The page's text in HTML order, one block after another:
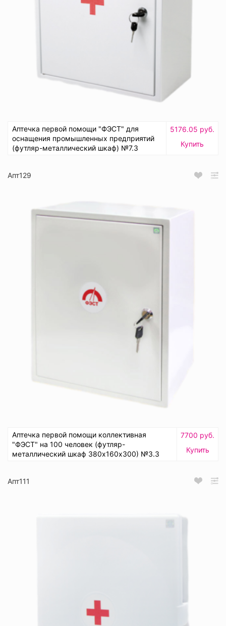
Аптечка первой помощи "ФЭСТ" для
оснащения промышленных предприятий
(футляр-металлический шкаф) №7.3
5176.05 руб.
Купить
Апт129
Аптечка первой помощи коллективная
"ФЭСТ" на 100 человек (футляр-
металлический шкаф 380х160х300) №3.3
7700 руб.
Купить
Апт111